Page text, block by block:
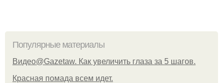
Популярные материалы
Видео@Gazetaw. Как увеличить глаза за 5 шагов.
Красная помада всем идет.